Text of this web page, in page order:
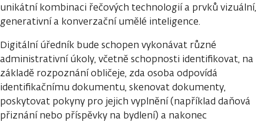
unikátní kombinaci řečových technologií a prvků vizuální,
generativní a konverzační umělé inteligence.
Digitální úředník bude schopen vykonávat různé
administrativní úkoly, včetně schopnosti identifikovat, na
základě rozpoznání obličeje, zda osoba odpovídá
identifikačnímu dokumentu, skenovat dokumenty,
poskytovat pokyny pro jejich vyplnění (například daňová
přiznání nebo příspěvky na bydlení) a nakonec